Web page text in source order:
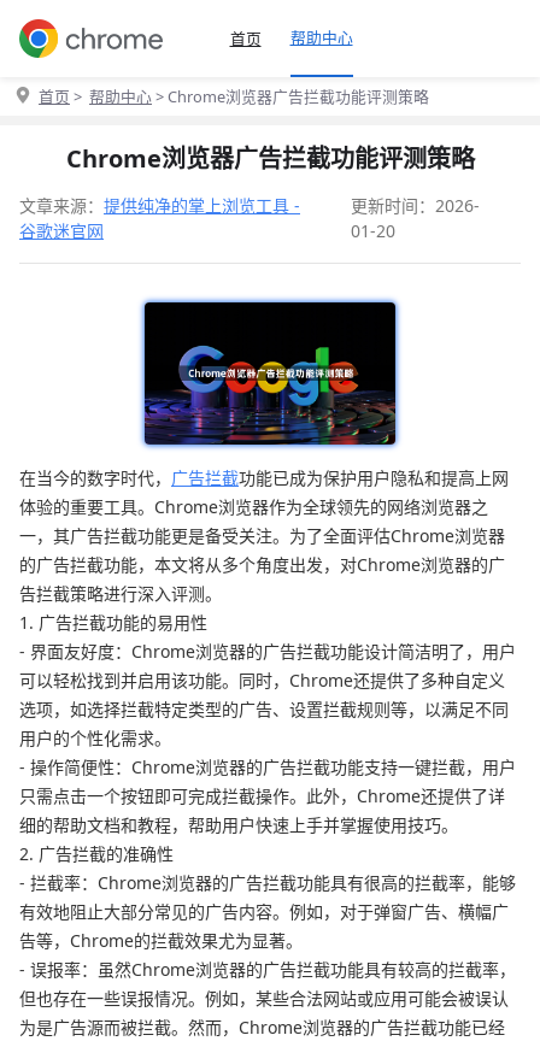
首页 帮助中心
首页 > 帮助中心> Chrome浏览器广告拦截功能评测策略
Chrome浏览器广告拦截功能评测策略
文章来源： 提供纯净的掌上浏览工具 -
谷歌迷官网
更新时间：2026-
01-20
在当今的数字时代， 广告拦截功能已成为保护用户隐私和提高上网
体验的重要工具。Chrome浏览器作为全球领先的网络浏览器之
一，其广告拦截功能更是备受关注。为了全面评估Chrome浏览器
的广告拦截功能，本文将从多个角度出发，对Chrome浏览器的广
告拦截策略进行深入评测。
1. 广告拦截功能的易用性
- 界面友好度：Chrome浏览器的广告拦截功能设计简洁明了，用户
可以轻松找到并启用该功能。同时，Chrome还提供了多种自定义
选项，如选择拦截特定类型的广告、设置拦截规则等，以满足不同
用户的个性化需求。
- 操作简便性：Chrome浏览器的广告拦截功能支持一键拦截，用户
只需点击一个按钮即可完成拦截操作。此外，Chrome还提供了详
细的帮助文档和教程，帮助用户快速上手并掌握使用技巧。
2. 广告拦截的准确性
- 拦截率：Chrome浏览器的广告拦截功能具有很高的拦截率，能够
有效地阻止大部分常见的广告内容。例如，对于弹窗广告、横幅广
告等，Chrome的拦截效果尤为显著。
- 误报率：虽然Chrome浏览器的广告拦截功能具有较高的拦截率，
但也存在一些误报情况。例如，某些合法网站或应用可能会被误认
为是广告源而被拦截。然而，Chrome浏览器的广告拦截功能已经